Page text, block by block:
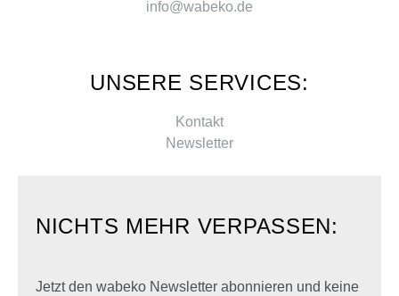
info@wabeko.de
UNSERE SERVICES:
Kontakt
Newsletter
NICHTS MEHR VERPASSEN:
Jetzt den wabeko Newsletter abonnieren und keine